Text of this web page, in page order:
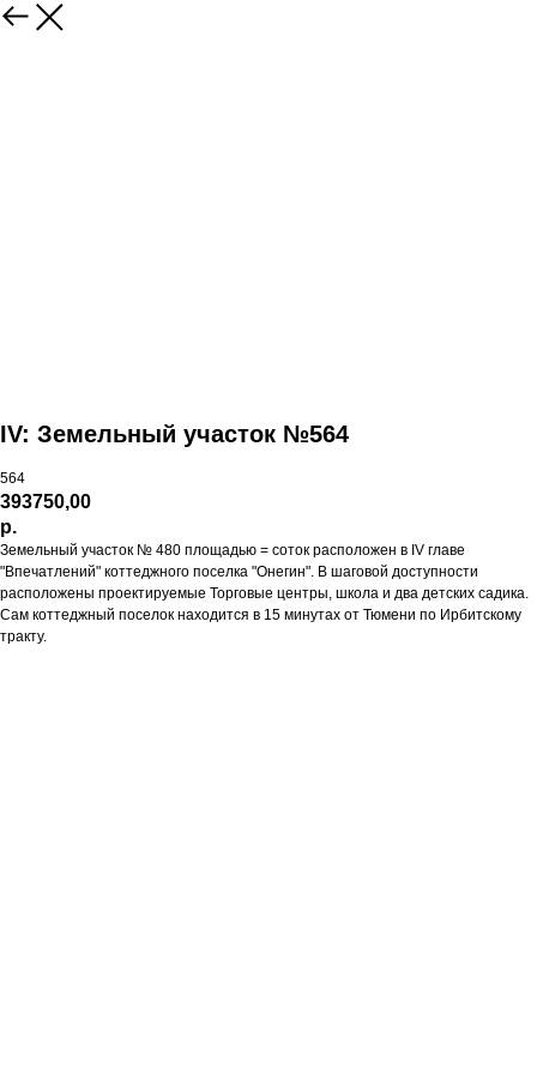
IV: Земельный участок №564
564
393750,00
р.
Земельный участок № 480 площадью = соток расположен в IV главе
"Впечатлений" коттеджного поселка "Онегин". В шаговой доступности
расположены проектируемые Торговые центры, школа и два детских садика.
Сам коттеджный поселок находится в 15 минутах от Тюмени по Ирбитскому
тракту.